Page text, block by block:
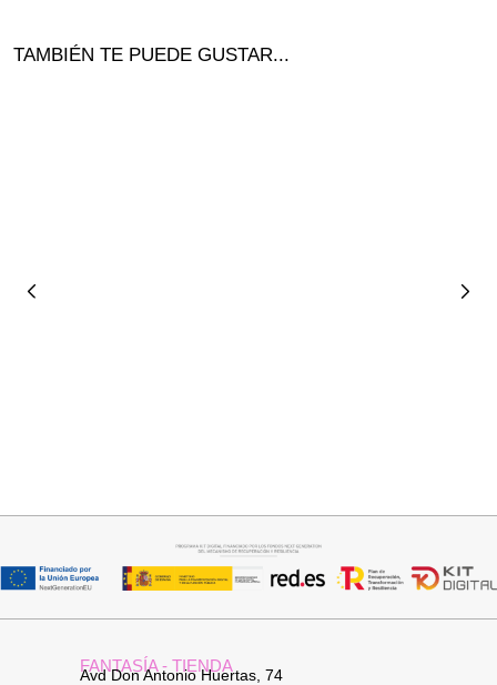
TAMBIÉN TE PUEDE GUSTAR...
FANTASÍA - TIENDA
Avd Don Antonio Huertas, 74